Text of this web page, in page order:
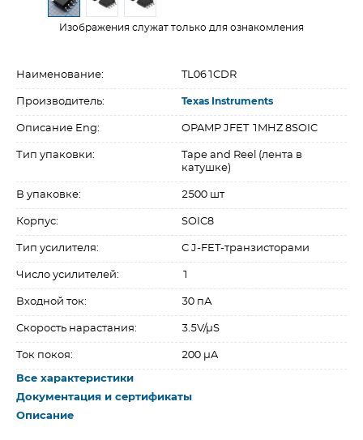
Изображения служат только для ознакомления
Наименование: TL061CDR
Производитель: Texas Instruments
Описание Eng: OPAMP JFET 1MHZ 8SOIC
Тип упаковки:
Tape and Reel (лента в
катушке)
В упаковке: 2500 шт
Корпус: SOIC8
Тип усилителя: С J-FET-транзисторами
Число усилителей: 1
Входной ток: 30 пА
Скорость нарастания: 3.5V/µS
Ток покоя: 200 µA
Все характеристики
Документация и сертификаты
Описание